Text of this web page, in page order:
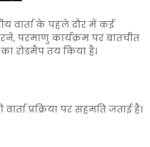
वार्ता के पहले दौर में कई
परमाणु कार्यक्रम पर बातचीत
रोडमैप तय किया है।
प्रक्रिया पर सहमति जताई है।